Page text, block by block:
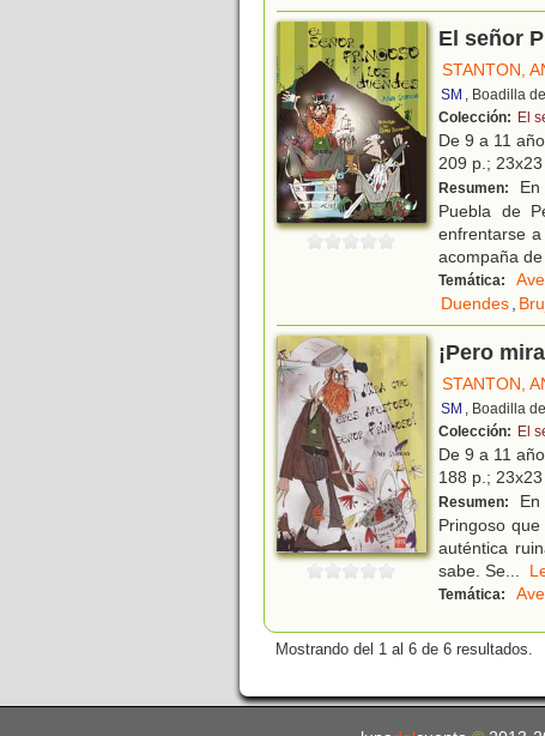
El señor
STANTON,
SM , Boadilla
Colección: El
De 9 a 11
209 p.;
Resumen:
Puebla de
enfrentarse
acompaña
Temática:
Duendes,
¡Pero
STANTON,
SM , Boadilla
Colección: El
De 9 a 11
188 p.;
Resumen:
Pringoso
auténtica
sabe. Se...
Temática:
Mostrando del 1 al 6 de 6 resultados.